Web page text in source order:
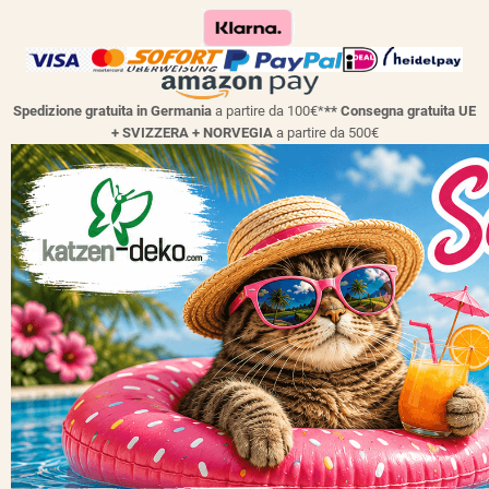
Spedizione gratuita in Germania a partire da 100€*** Consegna gratuita UE
+ SVIZZERA + NORVEGIAa partire da 500€